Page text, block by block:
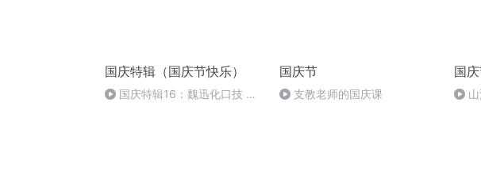
国庆特辑（国庆节快乐）
国庆特辑16：魏迅化口技 二
国庆节
支教老师的国庆课
国